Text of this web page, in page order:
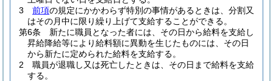
3
前項の規定にかかわらず特別の事情があるときは、分割又
はその月中に限り繰り上げて支給することができる。
第6条
新たに職員となった者には、その日から給料を支給し
昇給降給等により給料額に異動を生じたものには、その日
から新たに定められた給料を支給する。
2
職員が退職し又は死亡したときは、その日まで給料を支給
する。